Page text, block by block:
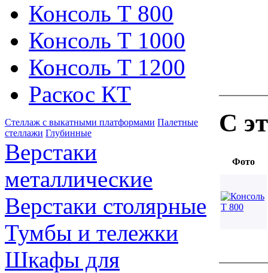
Консоль Т 800
Консоль Т 1000
Консоль Т 1200
Раскос КТ
Стеллаж с выкатными платформами Палетные
стеллажи Глубинные
Верстаки
металлические
Верстаки столярные
Тумбы и тележки
Шкафы для
С
Фото